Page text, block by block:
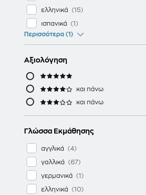
ελληνικά
ισπανικά
Περισσότερα (1)
Αξιολόγηση
και πάνω
και πάνω
Γλώσσα Εκμάθησης
αγγλικά
γαλλικά
γερμανικά
ελληνικά